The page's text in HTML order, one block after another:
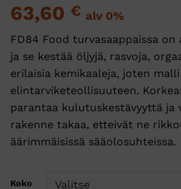
63,60 € alv 0%
FD84 Food turvasaappaissa
ja se kestää öljyjä, rasvoja,
erilaisia kemikaaleja, joten
elintarviketeollisuuteen.
parantaa kulutuskestävyyttä ja
rakenne takaa, etteivät ne
äärimmäisissä sääolosuhteissa.
Koko